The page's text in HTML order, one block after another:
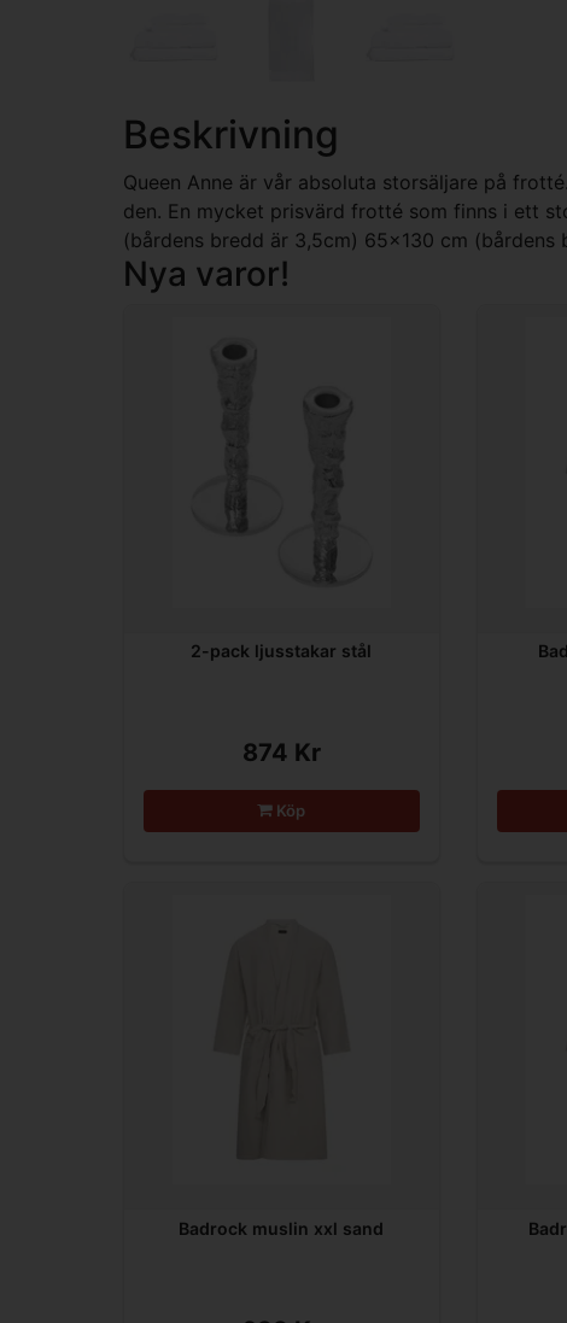
Beskrivning
Queen Anne är vår absoluta storsäljare på
den. En mycket prisvärd frotté som finns i ett
(bårdens bredd är 3,5cm) 65x130 cm
Nya varor!
2-pack ljusstakar stål
874 Kr
Köp
Badrock muslin xxl sand